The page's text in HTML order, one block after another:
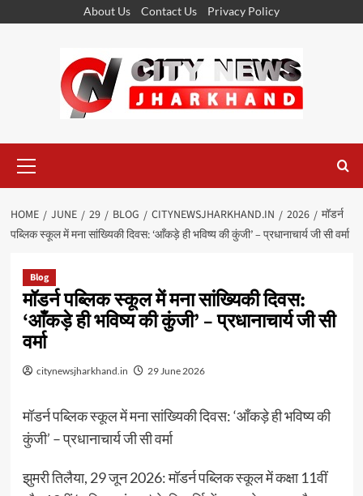
About Us Contact Us Privacy Policy
Menu
HOME JUNE 29 BLOG CITYNEWSJHARKHAND.IN 2026
मॉडर्न
पब्लिक स्कूल में मना सांख्यिकी दिवस: ‘आँकड़े ही भविष्य की कुंजी’ – प्रधानाचार्य जी सी वर्मा
Blog
मॉडर्न पब्लिक स्कूल में मना सांख्यिकी दिवस:
‘आँकड़े ही भविष्य की कुंजी’ – प्रधानाचार्य जी सी
वर्मा
citynewsjharkhand.in 29 June 2026
मॉडर्न पब्लिक स्कूल में मना सांख्यिकी दिवस: ‘आँकड़े ही भविष्य की
कुंजी’ – प्रधानाचार्य जी सी वर्मा
झुमरी तिलैया, 29 जून 2026: मॉडर्न पब्लिक स्कूल में कक्षा 11वीं